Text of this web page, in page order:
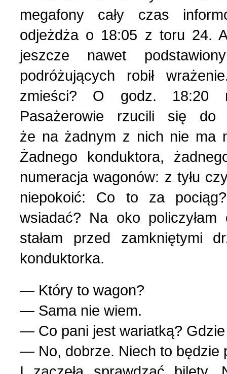
Sylwetki znanych ludzi
Szkolnictwo (14)
U naszych sąsiadów (9)
Wojna rosyjsko-
Wspomnienia (2)
Wybory w Polsce (4)
Wydarzenia (7)
Wydarzenia w Polsce
Wystawy, premiery,
Z Polską i Ukrainą w
Куточок юного
megafony cały czas
odjeżdża o 18:05 z toru 24.
jeszcze nawet
podróżujących robił
zmieści? O godz. 18:20
Pasażerowie rzucili się do
że na żadnym z nich nie ma
Żadnego konduktora,
numeracja wagonów: z tyłu
niepokoić: Co to za
wsiadać? Na oko
stałam przed zamkniętymi
konduktorka.
— Który to wagon?
— Sama nie wiem.
— Co pani jest wariatką?
— No, dobrze. Niech to będzie